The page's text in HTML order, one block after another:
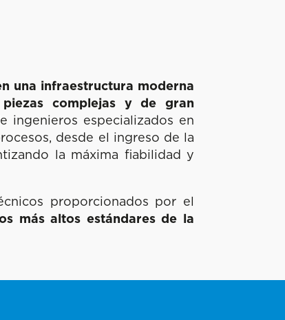
una infraestructura moderna
complejas y de gran
ingenieros especializados en
desde el ingreso de la
la máxima fiabilidad y
proporcionados por el
más altos estándares de la